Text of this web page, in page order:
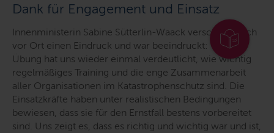
Dank für Engagement und Einsatz
Innenministerin Sabine Sütterlin-Waack verschaffte sich
vor Ort einen Eindruck und war beeindruckt: "
Diese
Übung hat uns wieder einmal verdeutlicht, wie wichtig
regelmäßiges Training und die enge Zusammenarbeit
aller Organisationen im Katastrophenschutz sind. Die
Einsatzkräfte haben unter realistischen Bedingungen
bewiesen, dass sie für den Ernstfall bestens vorbereitet
sind. Uns zeigt es, dass es richtig und wichtig war und ist,